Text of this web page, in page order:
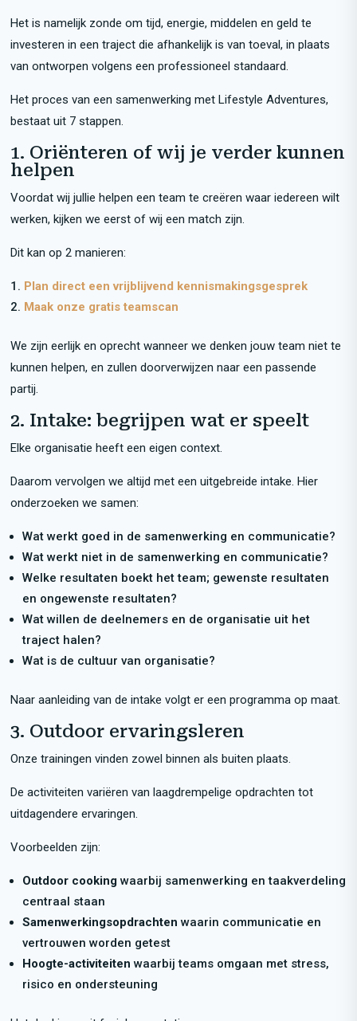
Het is namelijk zonde om tijd, energie, middelen en geld te
investeren in een traject die afhankelijk is van toeval, in plaats
van ontworpen volgens een professioneel standaard.
Het proces van een samenwerking met Lifestyle Adventures,
bestaat uit 7 stappen.
1. Oriënteren of wij je verder kunnen
helpen
Voordat wij jullie helpen een team te creëren waar iedereen wilt
werken, kijken we eerst of wij een match zijn.
Dit kan op 2 manieren:
Plan direct een vrijblijvend kennismakingsgesprek
Maak onze gratis teamscan
We zijn eerlijk en oprecht wanneer we denken jouw team niet te
kunnen helpen, en zullen doorverwijzen naar een passende
partij.
2. Intake: begrijpen wat er speelt
Elke organisatie heeft een eigen context.
Daarom vervolgen we altijd met een uitgebreide intake. Hier
onderzoeken we samen:
Wat werkt goed in de samenwerking en communicatie?
Wat werkt niet in de samenwerking en communicatie?
Welke resultaten boekt het team; gewenste resultaten
en ongewenste resultaten?
Wat willen de deelnemers en de organisatie uit het
traject halen?
Wat is de cultuur van organisatie?
Naar aanleiding van de intake volgt er een programma op maat.
3. Outdoor ervaringsleren
Onze trainingen vinden zowel binnen als buiten plaats.
De activiteiten variëren van laagdrempelige opdrachten tot
uitdagendere ervaringen.
Voorbeelden zijn:
Outdoor cooking waarbij samenwerking en taakverdeling
centraal staan
Samenwerkingsopdrachten waarin communicatie en
vertrouwen worden getest
Hoogte-activiteiten waarbij teams omgaan met stress,
risico en ondersteuning